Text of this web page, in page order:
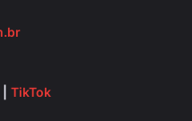
TikTok